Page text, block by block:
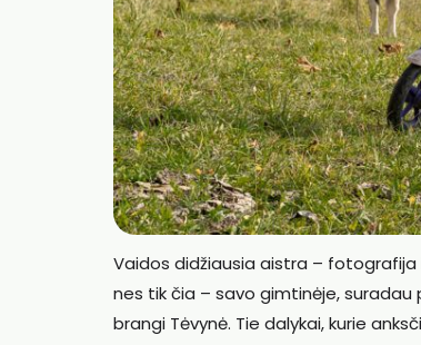
Vaidos didžiausia aistra – fotografija
nes tik čia – savo gimtinėje, suradau
brangi Tėvynė. Tie dalykai, kurie